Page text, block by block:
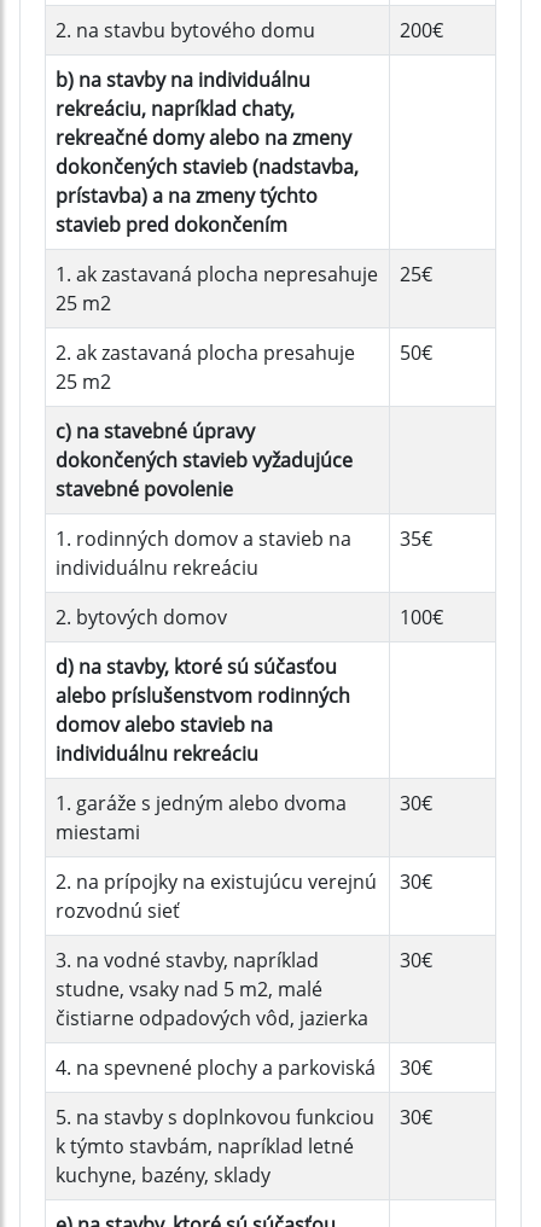
2. na stavbu bytového domu
200€
b) na stavby na individuálnu
rekreáciu, napríklad chaty,
rekreačné domy alebo na zmeny
dokončených stavieb (nadstavba,
prístavba) a na zmeny týchto
stavieb pred dokončením
1. ak zastavaná plocha nepresahuje
25 m2
25€
2. ak zastavaná plocha presahuje
25 m2
50€
c) na stavebné úpravy
dokončených stavieb vyžadujúce
stavebné povolenie
1. rodinných domov a stavieb na
individuálnu rekreáciu
35€
2. bytových domov
100€
d) na stavby, ktoré sú súčasťou
alebo príslušenstvom rodinných
domov alebo stavieb na
individuálnu rekreáciu
1. garáže s jedným alebo dvoma
miestami
30€
2. na prípojky na existujúcu verejnú
rozvodnú sieť
30€
3. na vodné stavby, napríklad
studne, vsaky nad 5 m2, malé
čistiarne odpadových vôd, jazierka
30€
4. na spevnené plochy a parkoviská
30€
5. na stavby s doplnkovou funkciou
k týmto stavbám, napríklad letné
kuchyne, bazény, sklady
30€